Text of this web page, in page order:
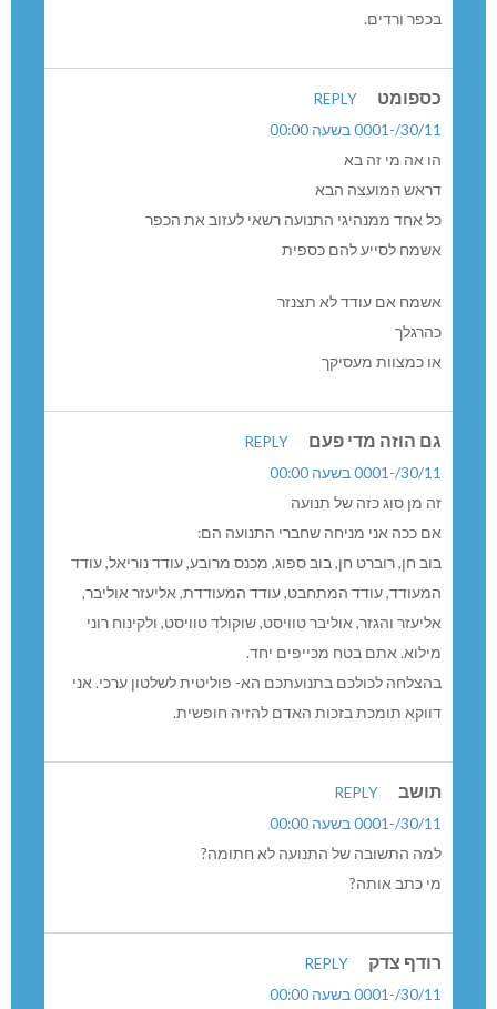
בכפר ורדים.
כספומט
REPLY
30/11/-0001 בשעה 00:00
הו אה מי זה בא
דראש המועצה הבא
כל אחד ממנהיגי התנועה רשאי לעזוב את הכפר
אשמח לסייע להם כספית
אשמח אם עודד לא תצנזר
כהרגלך
או כמצוות מעסיקך
גם הוזה מדי פעם
REPLY
30/11/-0001 בשעה 00:00
זה מן סוג כזה של תנועה
אם ככה אני מניחה שחברי התנועה הם:
בוב חן, רוברט חן, בוב ספוג, מכנס מרובע, עודד נוריאל, עודד
המעודד, עודד המתחבט, עודד המעודדת, אליעזר אוליבר,
אליעזר והגזר, אוליבר טוויסט, שוקולד טוויסט, ולקינוח רוני
מילוא. אתם בטח מכייפים יחד.
בהצלחה לכולכם בתנועתכם הא- פוליטית לשלטון ערכי. אני
דווקא תומכת בזכות האדם להזיה חופשית.
תושב
REPLY
30/11/-0001 בשעה 00:00
למה התשובה של התנועה לא חתומה?
מי כתב אותה?
רודף צדק
REPLY
30/11/-0001 בשעה 00:00